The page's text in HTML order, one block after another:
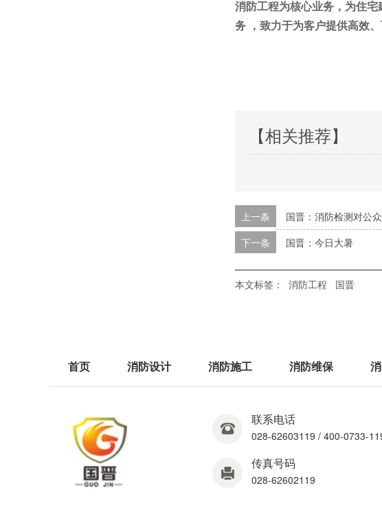
消防工程为核心业务，为住
务
，致力于为客户提供高效
【相关推荐】
上一条
国晋：消防检测对公
下一条 国晋：今日大暑
本文标签： 消防工程 国晋
首页 消防设计 消防施工 消防维保
联系电话
028-62603119 / 400-0733-
传真号码
028-62602119